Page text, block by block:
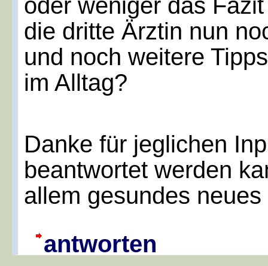
die dritte Ärztin nun
und noch weitere
im Alltag?
Danke für jeglichen
beantwortet werden
allem gesundes neues
antworten